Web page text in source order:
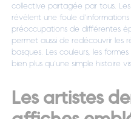
collective partagée par tous.
révèlent une foule
préoccupations de différentes
permet aussi de redécouvrir les
basques. Les couleurs, les
bien plus qu’une simple histoire
Les artistes